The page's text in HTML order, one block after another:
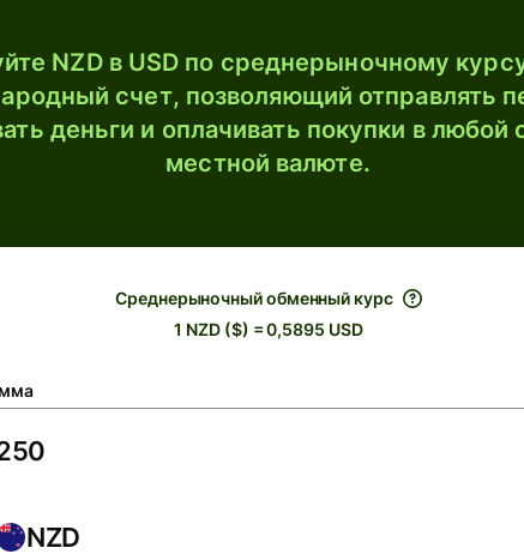
NZD в USD по среднерыночному
счет, позволяющий отправлять
деньги и оплачивать покупки в любой
местной валюте.
Среднерыночный обменный курс
1 NZD ($) = 0,5895 USD
NZD